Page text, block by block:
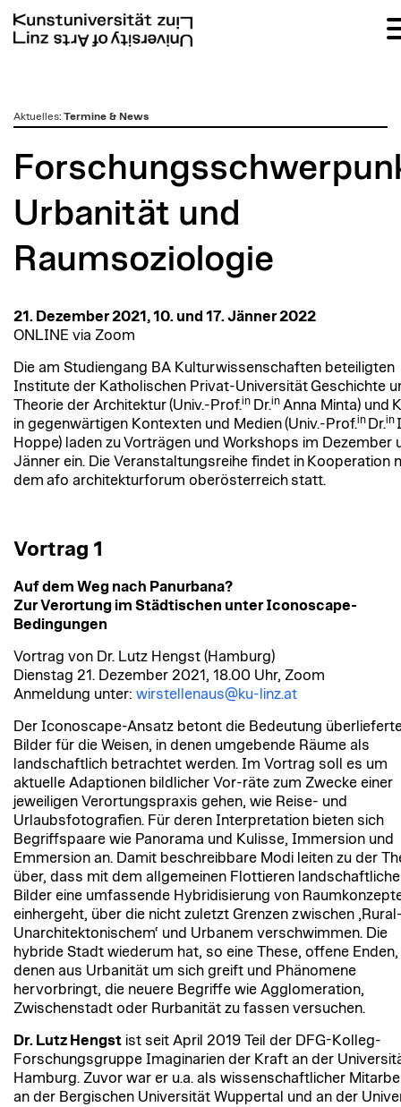
zumAktuelles: Termine & News
Urbanität und
Raumsoziologie
21. Dezember 2021, 10. und 17. Jänner 2022
ONLINE via Zoom
Die am Studiengang BA Kulturwissenschaften beteiligten
Institute der Katholischen Privat-Universität Geschichte
Theorie der Architektur (Univ.-Prof.in Dr.in Anna Minta) und
in gegenwärtigen Kontexten und Medien (Univ.-Prof.in Dr.in
Hoppe) laden zu Vorträgen und Workshops im Dezember
Jänner ein. Die Veranstaltungsreihe findet in Kooperation
dem afo architekturforum oberösterreich statt.
Vortrag 1
Auf dem Weg nach Panurbana?
Zur Verortung im Städtischen unter Iconoscape-
Bedingungen
Vortrag von Dr. Lutz Hengst (Hamburg)
Dienstag 21. Dezember 2021, 18.00 Uhr, Zoom
Anmeldung unter: wirstellenaus@ku-linz.at
Der Iconoscape-Ansatz betont die Bedeutung
Bilder für die Weisen, in denen umgebende Räume als
landschaftlich betrachtet werden. Im Vortrag soll es um
aktuelle Adaptionen bildlicher Vor-räte zum Zwecke einer
jeweiligen Verortungspraxis gehen, wie Reise- und
Urlaubsfotografien. Für deren Interpretation bieten sich
Begriffspaare wie Panorama und Kulisse, Immersion und
Emmersion an. Damit beschreibbare Modi leiten zu der
über, dass mit dem allgemeinen Flottieren
Bilder eine umfassende Hybridisierung von
einhergeht, über die nicht zuletzt Grenzen zwischen
Unarchitektonischem‘ und Urbanem verschwimmen. Die
hybride Stadt wiederum hat, so eine These, offene
denen aus Urbanität um sich greift und Phänomene
hervorbringt, die neuere Begriffe wie Agglomeration,
Zwischenstadt oder Rurbanität zu fassen versuchen.
Dr. Lutz Hengst ist seit April 2019 Teil der DFG-Kolleg-
Forschungsgruppe Imaginarien der Kraft an der
Hamburg. Zuvor war er u.a. als wissenschaftlicher
an der Bergischen Universität Wuppertal und an der